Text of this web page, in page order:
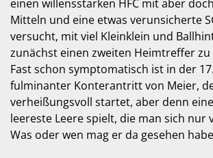
einen willensstarken HFC mit aber
Mitteln und eine etwas verunsicherte
versucht, mit viel Kleinklein und
zunächst einen zweiten Heimtreffer
Fast schon symptomatisch ist in der
fulminanter Konterantritt von Meier,
verheißungsvoll startet, aber denn
leereste Leere spielt, die man sich nur
Was oder wen mag er da gesehen